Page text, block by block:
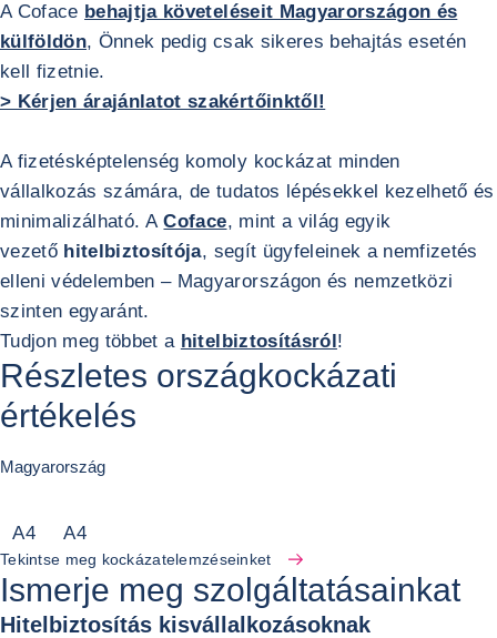
A Coface behajtja követeléseit Magyarországon és
külföldön, Önnek pedig csak sikeres behajtás esetén
kell fizetnie.
> Kérjen árajánlatot szakértőinktől!
A fizetésképtelenség komoly kockázat minden
vállalkozás számára, de tudatos lépésekkel kezelhető és
minimalizálható. ACoface, mint a világ egyik
vezető hitelbiztosítója, segít ügyfeleinek a nemfizetés
elleni védelemben – Magyarországon és nemzetközi
szinten egyaránt.
Tudjon meg többet a hitelbiztosításról!
Részletes országkockázati
értékelés
Magyarország
A4 A4
Tekintse meg kockázatelemzéseinket
Ismerje meg szolgáltatásainkat
Hitelbiztosítás kisvállalkozásoknak